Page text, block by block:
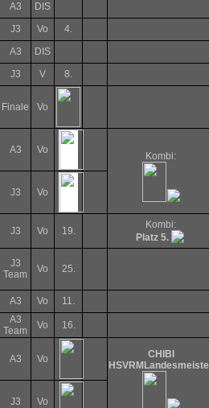
A3 DIS
J3
Vo 4.
A3 DIS
J3
V 8.
Finale Vo
A3 Vo
Kombi:
J3 Vo
J3 Vo 19.
Kombi:
Platz 5.
J3
Team
Vo 25.
A3 Vo
11.
A3
Team
Vo 16.
A3 Vo
CHIBI
HSVRM
J3 Vo